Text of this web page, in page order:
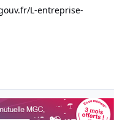
L-entreprise-